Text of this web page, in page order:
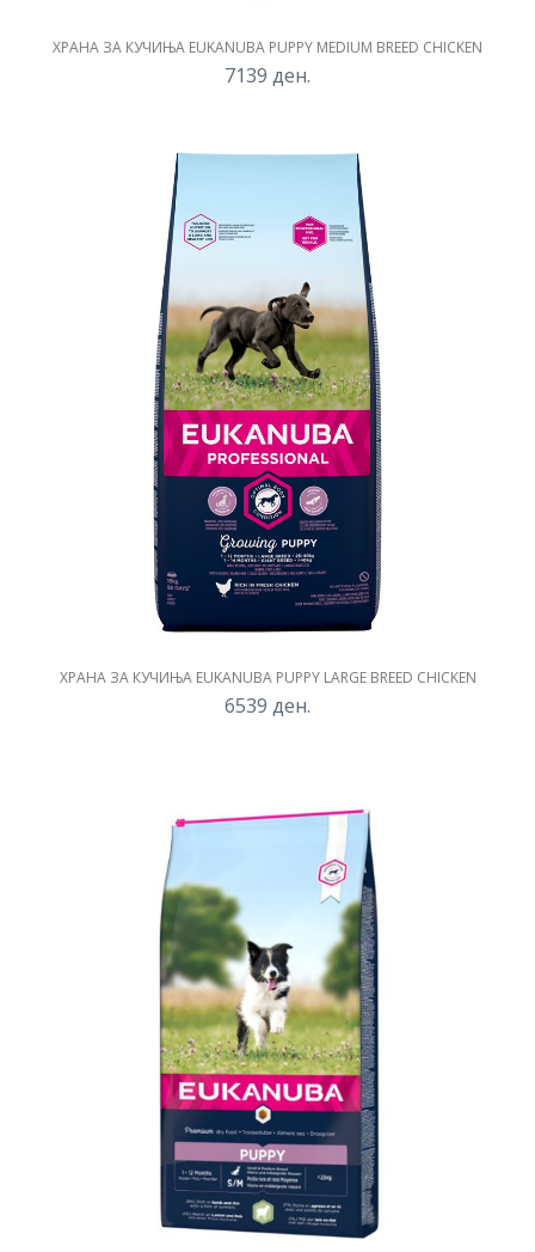
ХРАНА ЗА КУЧИЊА EUKANUBA PUPPY MEDIUM BREED CHICKEN
7139 ден.
ХРАНА ЗА КУЧИЊА EUKANUBA PUPPY LARGE BREED CHICKEN
6539 ден.